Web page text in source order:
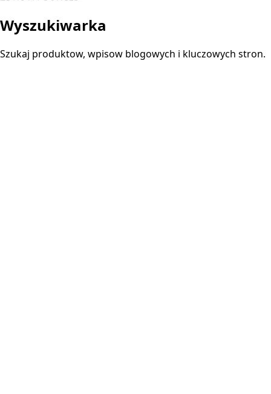
Wyszukiwarka
Szukaj produktow, wpisow blogowych i kluczowych stron.